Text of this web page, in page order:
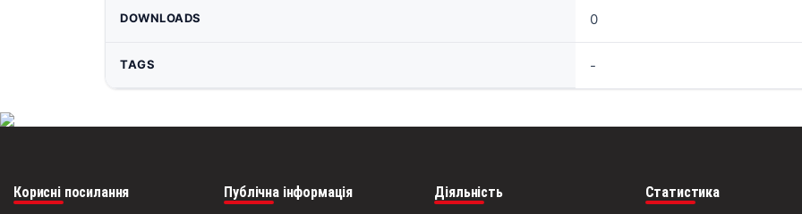
DOWNLOADS 0
TAGS -
Корисні посилання Публічна інформація Діяльність
Статистика